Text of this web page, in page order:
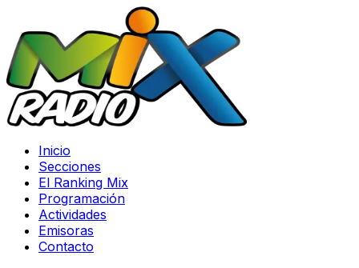
Inicio
Secciones
El Ranking Mix
Programación
Actividades
Emisoras
Contacto